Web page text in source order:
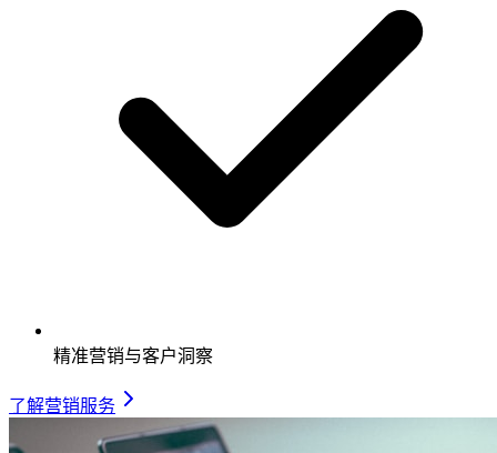
精准营销与客户洞察
了解营销服务